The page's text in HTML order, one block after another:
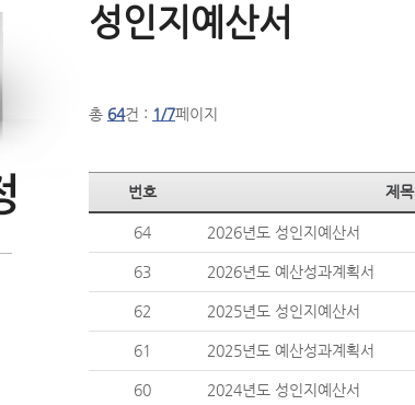
성인지예산서
총 64건 : 1/7페이지
번호 제목
64 2026년도 성인지예산서
63 2026년도 예산성과계획서
62 2025년도 성인지예산서
61 2025년도 예산성과계획서
60 2024년도 성인지예산서